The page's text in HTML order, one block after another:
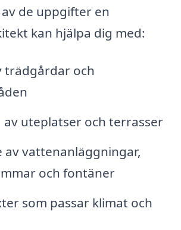
de uppgifter en
kan hjälpa dig med:
trädgårdar och
av uteplatser och terrasser
av vattenanläggningar,
och fontäner
som passar klimat och